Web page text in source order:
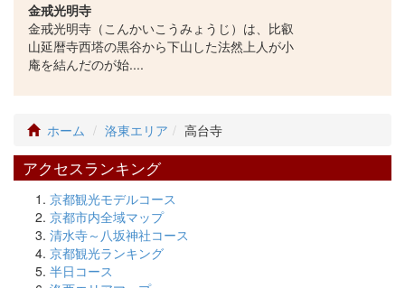
金戒光明寺
金戒光明寺（こんかいこうみょうじ）は、比叡
山延暦寺西塔の黒谷から下山した法然上人が小
庵を結んだのが始....
ホーム 洛東エリア 高台寺
アクセスランキング
京都観光モデルコース
京都市内全域マップ
清水寺～八坂神社コース
京都観光ランキング
半日コース